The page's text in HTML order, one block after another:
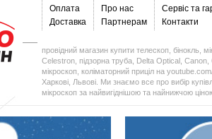
Оплата
Доставка
Про нас
Партнерам
Сервіс та
Контакти
провідний магазин купити телескоп, бінокль,
Celestron, підзорна труба, Delta Optical, Canon,
мікроскоп, коліматорний приціл на
Харкові, Львові. Ми знаємо все про вибір
мікроскоп за найвигіднішою та найнижчою